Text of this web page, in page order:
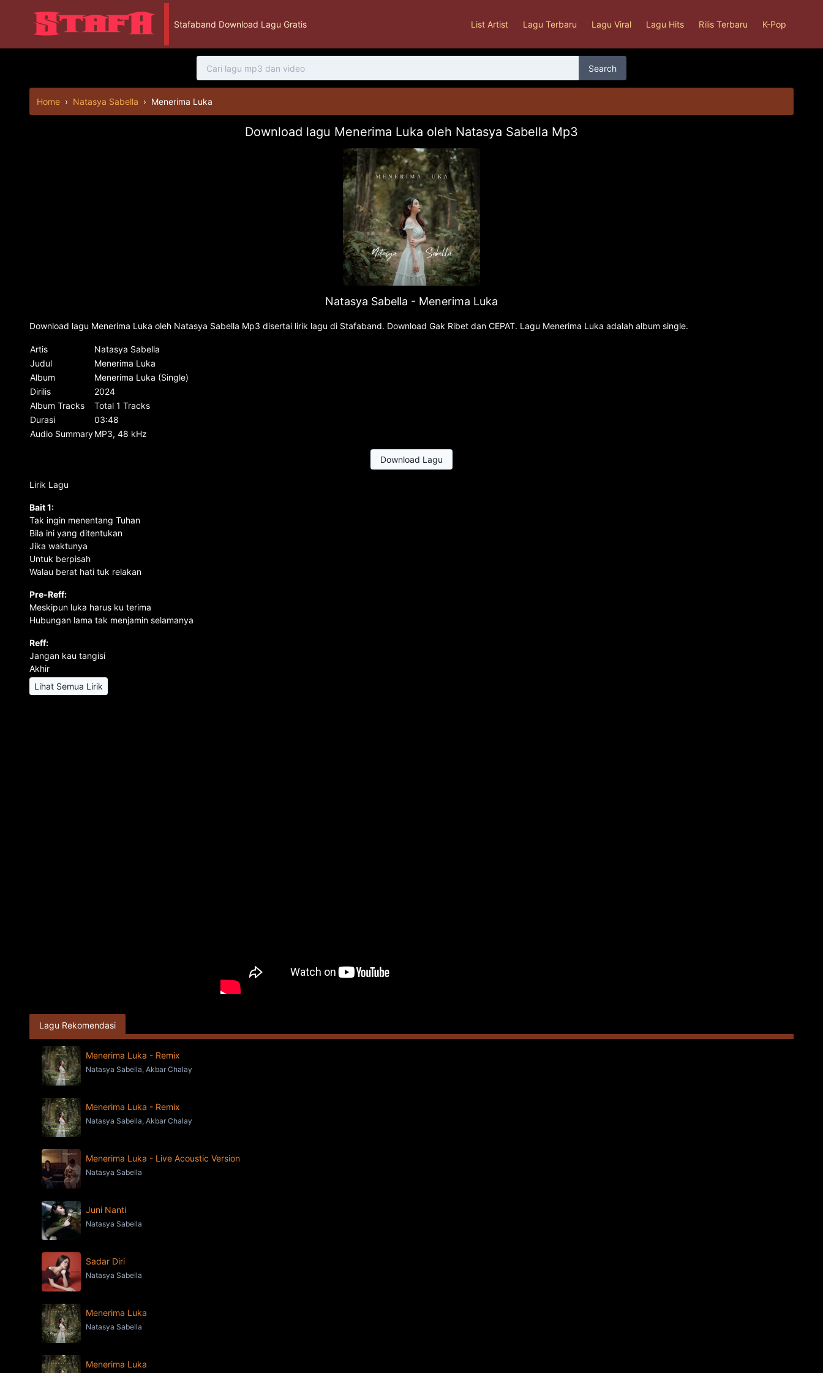
Stafaband Download Lagu Gratis List Artist Lagu Terbaru Lagu Viral Lagu Hits Rilis Terbaru K-Pop
Search
Home › Natasya Sabella › Menerima Luka
Download lagu Menerima Luka oleh Natasya Sabella Mp3
Natasya Sabella - Menerima Luka
Download lagu Menerima Luka oleh Natasya Sabella Mp3 disertai lirik lagu di Stafaband. Download Gak Ribet dan CEPAT. Lagu Menerima Luka adalah album single.
Artis
Natasya Sabella
Judul
Menerima Luka
Album
Menerima Luka (Single)
Dirilis
2024
Album Tracks
Total 1 Tracks
Durasi
03:48
Audio SummaryMP3, 48 kHz
Download Lagu
Lirik Lagu
Bait 1:
Tak ingin menentang Tuhan
Bila ini yang ditentukan
Jika waktunya
Untuk berpisah
Walau berat hati tuk relakan
Pre-Reff:
Meskipun luka harus ku terima
Hubungan lama tak menjamin selamanya
Reff:
Jangan kau tangisi
Akhir
Lihat Semua Lirik
Lagu Rekomendasi
Menerima Luka - Remix
Natasya Sabella, Akbar Chalay
Menerima Luka - Remix
Natasya Sabella, Akbar Chalay
Menerima Luka - Live Acoustic Version
Natasya Sabella
Juni Nanti
Natasya Sabella
Sadar Diri
Natasya Sabella
Menerima Luka
Natasya Sabella
Menerima Luka